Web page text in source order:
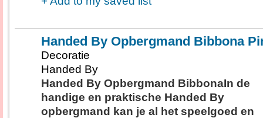
Handed By Opbergmand Bibbona
Decoratie
Handed By
Handed By Opbergmand BibbonaIn de
handige en praktische Handed By
opbergmand kan je al het speelgoed en